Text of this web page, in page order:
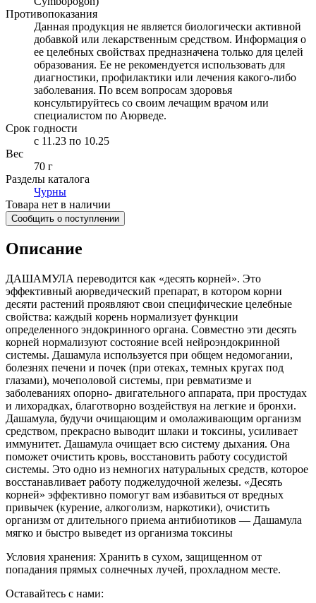
Противопоказания
Данная продукция не является биологически активной
добавкой или лекарственным средством. Информация о
ее целебных свойствах предназначена только для целей
образования. Ее не рекомендуется использовать для
диагностики, профилактики или лечения какого-либо
заболевания. По всем вопросам здоровья
консультируйтесь со своим лечащим врачом или
специалистом по Аюрведе.
Срок годности
c 11.23 по 10.25
Вес
70 г
Разделы каталога
Чурны
Товара нет в наличии
Сообщить о поступлении
Описание
ДАШАМУЛА переводится как «десять корней». Это
эффективный аюрведический препарат, в котором корни
десяти растений проявляют свои специфические целебные
свойства: каждый корень нормализует функции
определенного эндокринного органа. Совместно эти десять
корней нормализуют состояние всей нейроэндокринной
системы. Дашамула используется при общем недомогании,
болезнях печени и почек (при отеках, темных кругах под
глазами), мочеполовой системы, при ревматизме и
заболеваниях опорно- двигательного аппарата, при простудах
и лихорадках, благотворно воздействуя на легкие и бронхи.
Дашамула, будучи очищающим и омолаживающим организм
средством, прекрасно выводит шлаки и токсины, усиливает
иммунитет. Дашамула очищает всю систему дыхания. Она
поможет очистить кровь, восстановить работу сосудистой
системы. Это одно из немногих натуральных средств, которое
восстанавливает работу поджелудочной железы. «Десять
корней» эффективно помогут вам избавиться от вредных
привычек (курение, алкоголизм, наркотики), очистить
организм от длительного приема антибиотиков — Дашамула
мягко и быстро выведет из организма токсины
Условия хранения: Хранить в сухом, защищенном от
попадания прямых солнечных лучей, прохладном месте.
Оставайтесь с нами: